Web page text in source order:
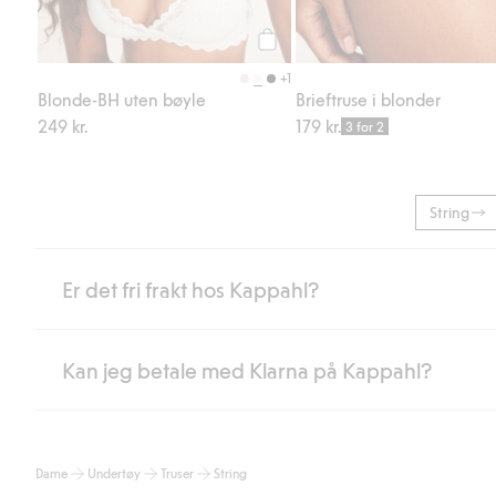
Legg til
+1
Blonde-BH uten bøyle
249 kr.
Brieftruse i blonder
179 kr. 3 for 2
String
Er det fri frakt hos Kappahl?
Som medlem i Kappahl Club har du alltid gratis frakt til butikk,
Kan jeg betale med Klarna på Kappahl?
Ved å oppgi informasjon i kassen godkjenner du Klarnas vilkår.
Dame Undertøy Truser String